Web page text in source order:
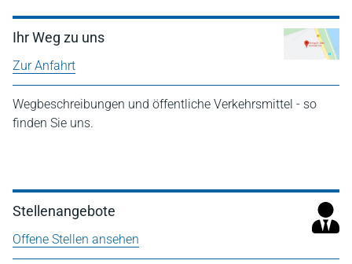
Ihr Weg zu uns
Zur Anfahrt
Wegbeschreibungen und öffentliche Verkehrsmittel - so
finden Sie uns.
Stellenangebote
Offene Stellen ansehen